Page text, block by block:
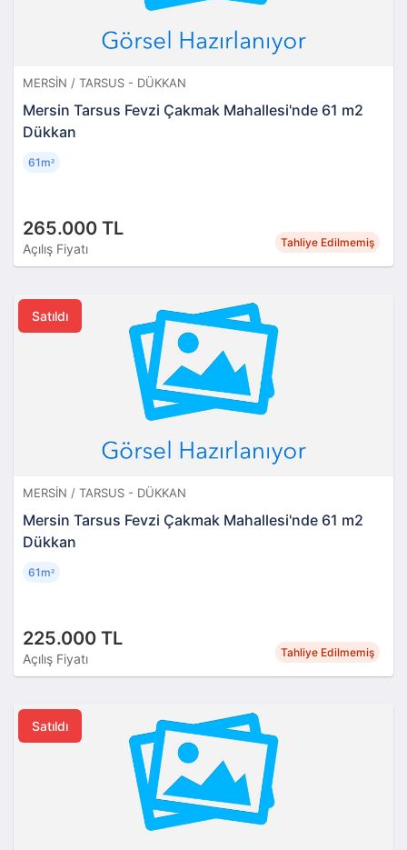
MERSIN / TARSUS - DÜKKAN
Mersin Tarsus Fevzi Çakmak Mahallesi'nde 61 m2
Dükkan
265.000 TL
Açılış Fiyatı Tahliye Edilmemiş
61m²
Satıldı
MERSIN / TARSUS - DÜKKAN
Mersin Tarsus Fevzi Çakmak Mahallesi'nde 61 m2
Dükkan
225.000 TL
Açılış Fiyatı Tahliye Edilmemiş
61m²
Satıldı